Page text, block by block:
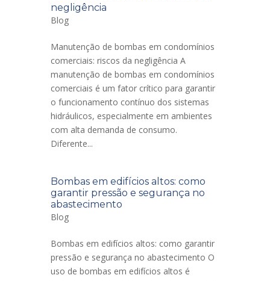
negligência
Blog
Manutenção de bombas em condomínios
comerciais: riscos da negligência A
manutenção de bombas em condomínios
comerciais é um fator crítico para garantir
o funcionamento contínuo dos sistemas
hidráulicos, especialmente em ambientes
com alta demanda de consumo.
Diferente...
Bombas em edifícios altos: como
garantir pressão e segurança no
abastecimento
Blog
Bombas em edifícios altos: como garantir
pressão e segurança no abastecimento O
uso de bombas em edifícios altos é